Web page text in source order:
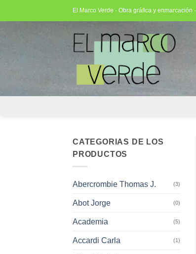
El Marco Verde · Obra gráfica y enmarcación ·
CATEGORIAS DE LOS
PRODUCTOS
Abercrombie Thomas J. (3)
Abot Jorge (0)
Academia (5)
Accardi Carla (1)